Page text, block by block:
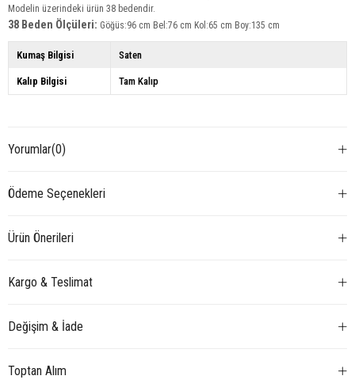
Modelin üzerindeki ürün 38 bedendir.
38 Beden Ölçüleri: Göğüs:96 cm Bel:76 cm Kol:65 cm Boy:135 cm
Kumaş Bilgisi Saten
Kalıp Bilgisi Tam Kalıp
Yorumlar(0)
Ödeme Seçenekleri
Ürün Önerileri
Kargo & Teslimat
Değişim & İade
Toptan Alım